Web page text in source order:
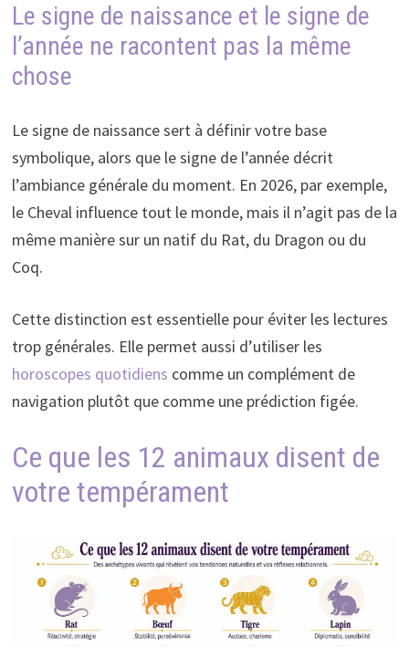
Le signe de naissance et le signe de
l’année ne racontent pas la même
chose
Le signe de naissance sert à définir votre base
symbolique, alors que le signe de l’année décrit
l’ambiance générale du moment. En 2026, par exemple,
le Cheval influence tout le monde, mais il n’agit pas de la
même manière sur un natif du Rat, du Dragon ou du
Coq.
Cette distinction est essentielle pour éviter les lectures
trop générales. Elle permet aussi d’utiliser les
horoscopes quotidiens comme un complément de
navigation plutôt que comme une prédiction figée.
Ce que les 12 animaux disent de
votre tempérament